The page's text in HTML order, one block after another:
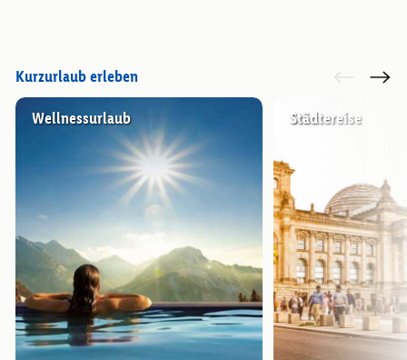
Kurzurlaub erleben
Wellnessurlaub Städtereise